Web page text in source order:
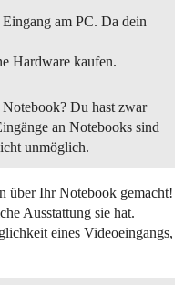
am PC. Da dein
Hardware kaufen.
Du hast zwar
an Notebooks sind
unmöglich.
über Ihr Notebook gemacht!
Ausstattung sie hat.
eines Videoeingangs,